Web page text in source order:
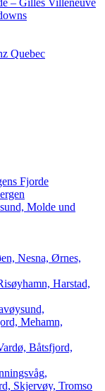
– Gilles Villeneuve
Quebec
Fjorde
Molde und
Nesna, Ørnes,
Harstad,
Mehamn,
Båtsfjord,
Skjervøy, Tromso